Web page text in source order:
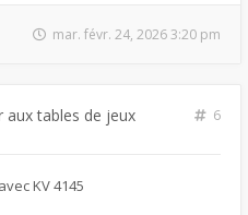
mar. févr. 24, 2026 3:20 pm
aux tables de jeux
6
KV 4145